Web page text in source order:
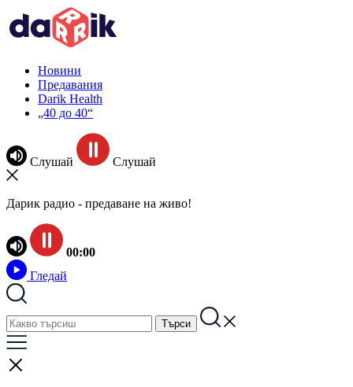
Новини
Предавания
Darik Health
„40 до 40“
Слушай Слушай
Дарик радио - предаване на живо!
00:00
Гледай